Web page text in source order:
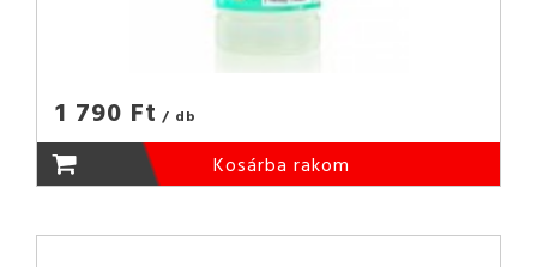
1 790 Ft / db
Kosárba rakom